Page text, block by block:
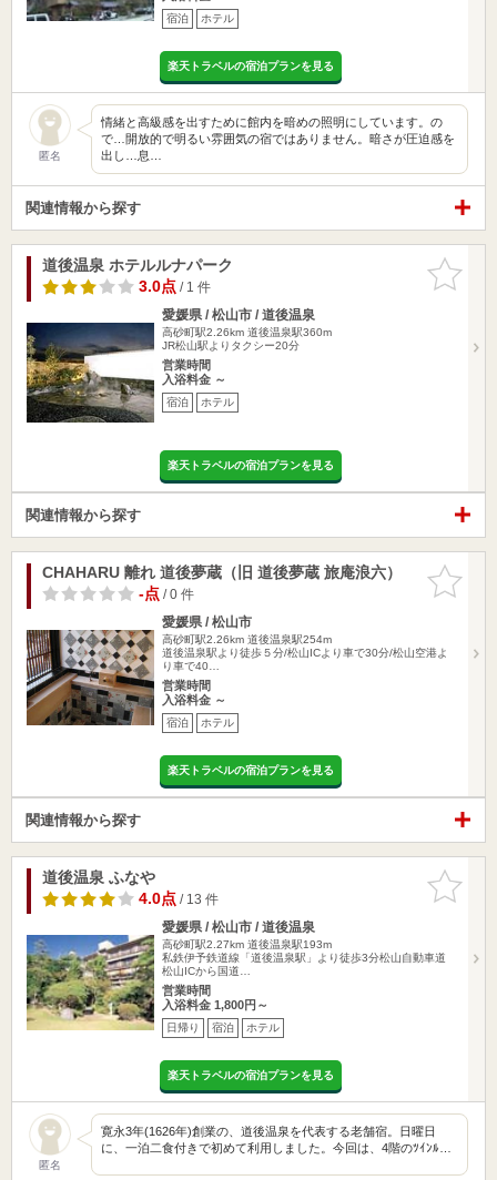
宿泊 ホテル
楽天トラベルの宿泊プランを見る
匿名
情緒と高級感を出すために館内を暗めの照明にしています。の
で…開放的で明るい雰囲気の宿ではありません。暗さが圧迫感を
出し…息…
関連情報から探す
お気に入
りに追加
道後温泉 ホテルルナパーク
3.0点/ 1 件
愛媛県 / 松山市 / 道後温泉
高砂町駅2.26km 道後温泉駅360m
JR松山駅よりタクシー20分
営業時間
入浴料金 ～
宿泊 ホテル
楽天トラベルの宿泊プランを見る
関連情報から探す
お気に入
りに追加
CHAHARU 離れ 道後夢蔵（旧 道後夢蔵 旅庵浪六）
-点/ 0 件
愛媛県 / 松山市
高砂町駅2.26km 道後温泉駅254m
道後温泉駅より徒歩５分/松山ICより車で30分/松山空港よ
り車で40…
営業時間
入浴料金 ～
宿泊 ホテル
楽天トラベルの宿泊プランを見る
関連情報から探す
お気に入
りに追加
道後温泉 ふなや
4.0点/ 13 件
愛媛県 / 松山市 / 道後温泉
高砂町駅2.27km 道後温泉駅193m
私鉄伊予鉄道線「道後温泉駅」より徒歩3分松山自動車道
松山ICから国道…
営業時間
入浴料金 1,800円～
日帰り 宿泊 ホテル
楽天トラベルの宿泊プランを見る
匿名
寛永3年(1626年)創業の、道後温泉を代表する老舗宿。日曜日
に、一泊二食付きで初めて利用しました。今回は、4階のﾂｲﾝﾙ…